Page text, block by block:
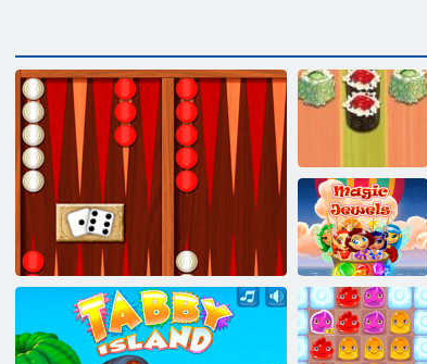
Sushi
backgammon
Mágikus
ékszerek